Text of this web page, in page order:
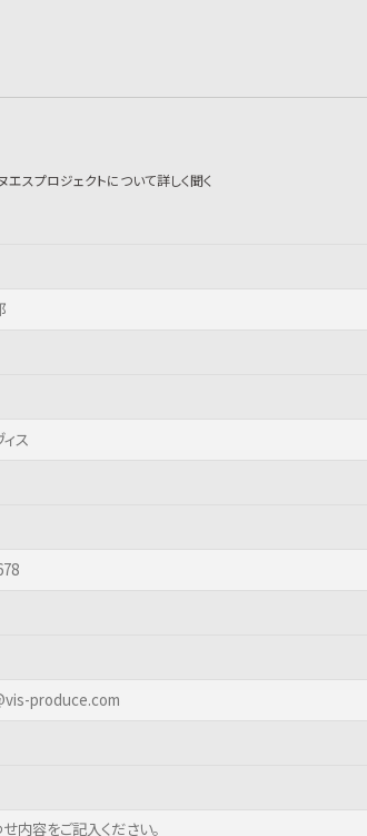
スプロジェクトについて詳しく聞く